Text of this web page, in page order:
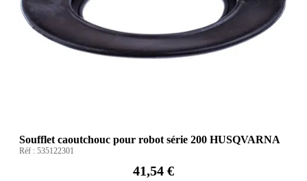
Soufflet caoutchouc pour robot série 200 HUSQVARNA
Réf : 535122301
41,54 €